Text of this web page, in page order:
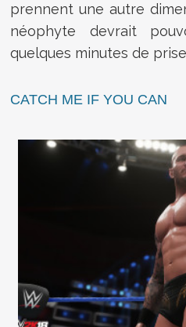
prennent une autre
néophyte devrait
quelques minutes de
CATCH ME IF YOU CAN